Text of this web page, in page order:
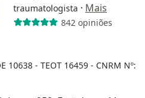
traumatologista · Mais
842 opiniões
10638 - TEOT 16459 - CNRM Nº: